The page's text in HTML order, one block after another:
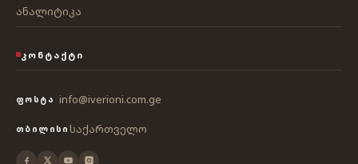
ანალიტიკა
ᲙᲝᲜᲢᲐᲥᲢᲘ
ᲤᲝᲡᲢᲐ info@iverioni.com.ge
ᲗᲑᲘᲚᲘᲡᲘ საქართველო